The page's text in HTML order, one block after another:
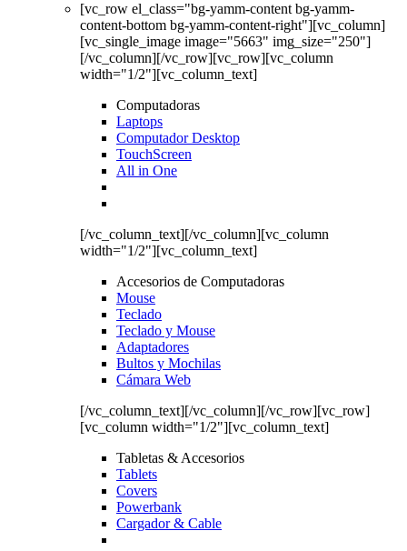
[vc_row el_class="bg-yamm-content bg-yamm-
content-bottom bg-yamm-content-right"][vc_column]
[vc_single_image image="5663" img_size="250"]
[/vc_column][/vc_row][vc_row][vc_column
width="1/2"][vc_column_text]
Computadoras
Laptops
Computador Desktop
TouchScreen
All in One
[/vc_column_text][/vc_column][vc_column
width="1/2"][vc_column_text]
Accesorios de Computadoras
Mouse
Teclado
Teclado y Mouse
Adaptadores
Bultos y Mochilas
Cámara Web
[/vc_column_text][/vc_column][/vc_row][vc_row]
[vc_column width="1/2"][vc_column_text]
Tabletas & Accesorios
Tablets
Covers
Powerbank
Cargador & Cable